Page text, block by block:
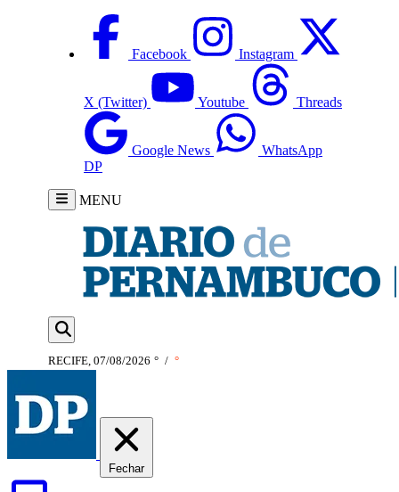
Facebook Instagram
X (Twitter) Youtube Threads
Google News
WhatsApp
DP
MENU
RECIFE, 07/08/2026 ° / °
Fechar